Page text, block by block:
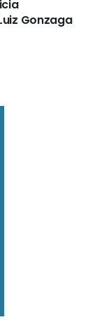
Gonzaga